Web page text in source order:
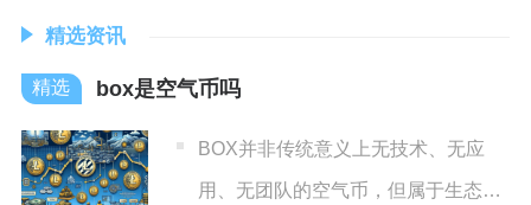
精选资讯
box是空气币吗
BOX并非传统意义上无技术、无应
用、无团队的空气币，但属于生态落